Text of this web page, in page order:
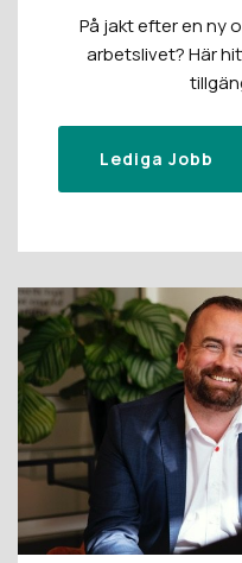
På jakt efter en ny
arbetslivet? Här
Lediga Jobb